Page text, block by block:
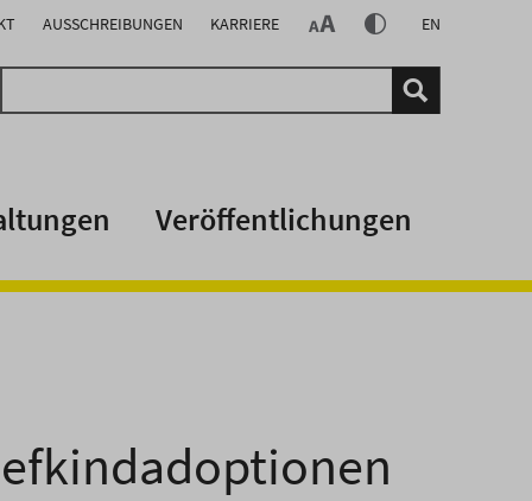
AUSSCHREIBUNGEN KARRIERE EN
Veröffentlichungen